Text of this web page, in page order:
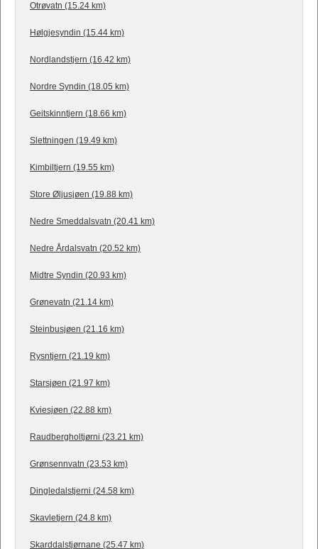
Otrøvatn (15.24 km)
Hølgjesyndin (15.44 km)
Nordlandstjern (16.42 km)
Nordre Syndin (18.05 km)
Geitskinntjern (18.66 km)
Slettningen (19.49 km)
Kimbiltjern (19.55 km)
Store Øljusjøen (19.88 km)
Nedre Smeddalsvatn (20.41 km)
Nedre Årdalsvatn (20.52 km)
Midtre Syndin (20.93 km)
Grønevatn (21.14 km)
Steinbusjøen (21.16 km)
Rysntjern (21.19 km)
Starsjøen (21.97 km)
Kviesjøen (22.88 km)
Raudbergholtjørni (23.21 km)
Grønsennvatn (23.53 km)
Dingledalstjerni (24.58 km)
Skavletjern (24.8 km)
Skarddalstjørnane (25.47 km)